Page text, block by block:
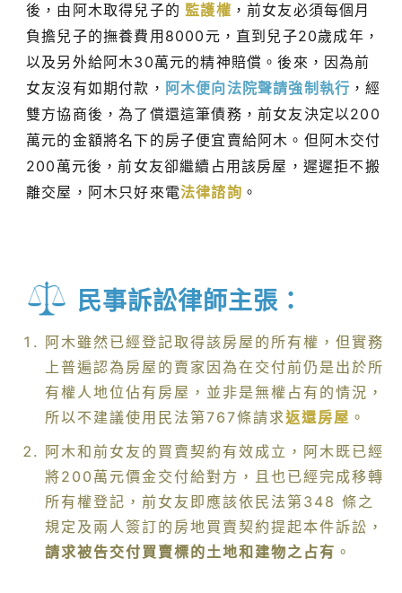
後，由阿木取得兒子的 監護權 ，前女友必須每個月
負擔兒子的撫養費用8000元，直到兒子20歲成年，
以及另外給阿木30萬元的精神賠償。後來，因為前
女友沒有如期付款， 阿木便向法院聲請強制執行 ，經
雙方協商後，為了償還這筆債務，前女友決定以200
萬元的金額將名下的房子便宜賣給阿木。但阿木交付
200萬元後，前女友卻繼續占用該房屋，遲遲拒不搬
離交屋，阿木只好來電法律諮詢 。
民事訴訟律師主張：
阿木雖然已經登記取得該房屋的所有權，但實務
上普遍認為房屋的賣家因為在交付前仍是出於所
有權人地位佔有房屋，並非是無權占有的情況，
所以不建議使用民法第767條請求返還房屋 。
阿木和前女友的買賣契約有效成立，阿木既已經
將200萬元價金交付給對方，且也已經完成移轉
所有權登記，前女友即應該依民法第348 條之
規定及兩人簽訂的房地買賣契約提起本件訴訟，
請求被告交付買賣標的土地和建物之占有 。